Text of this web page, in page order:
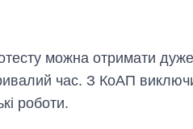
можна отримати
час. З КоАП
роботи.